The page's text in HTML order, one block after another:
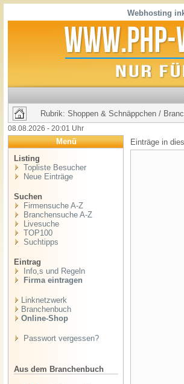
Webhosting
Rubrik: Shoppen & Schnäppchen /
08.08.2026 - 20:01 Uhr
Menü
Listing
Topliste Besucher
Neue Einträge
Suchen
Firmensuche A-Z
Branchensuche A-Z
Livesuche
TOP100
Suchtipps
Eintrag
Info,s und Regeln
Firma eintragen
Linknetzwerk
Branchenbuch
Online-Shop
Passwort vergessen?
Aus dem Branchenbuch
Einträge in